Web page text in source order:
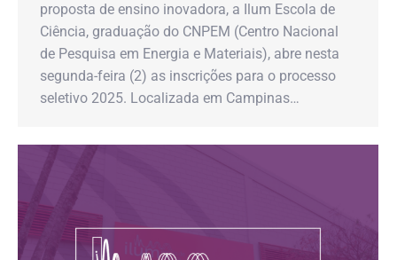
proposta de ensino inovadora, a Ilum Escola de
Ciência, graduação do CNPEM (Centro Nacional
de Pesquisa em Energia e Materiais), abre nesta
segunda-feira (2) as inscrições para o processo
seletivo 2025. Localizada em Campinas…